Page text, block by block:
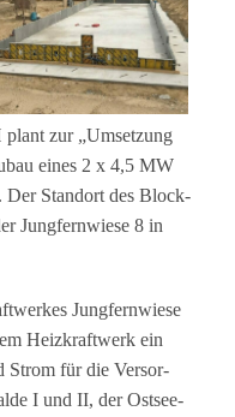
zur „Umset­zung
eines 2 x 4,5 MW
Der Stand­ort des Block­
Jung­fern­wiese 8 in
Jung­fern­wiese
Heiz­kraft­werk ein
Strom für die Ver­sor­
I und II, der Ost­see­